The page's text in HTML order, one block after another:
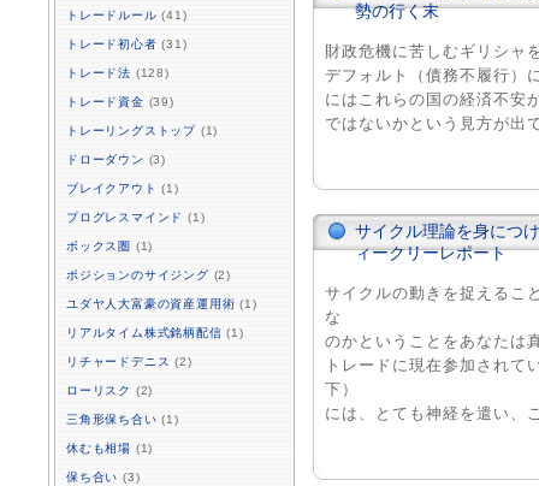
勢の行く末
財政危機に苦しむギリシャ
デフォルト（債務不履行）
にはこれらの国の経済不安
ではないかという見方が出
サイクル理論を身につ
ィークリーレポート
サイクルの動きを捉えるこ
な
のかということをあなたは
トレードに現在参加されて
下）
には、とても神経を遣い、
トレードルール (41)
トレード初心者 (31)
トレード法 (128)
トレード資金 (39)
トレーリングストップ (1)
ドローダウン (3)
ブレイクアウト (1)
プログレスマインド (1)
ボックス圏 (1)
ポジションのサイジング (2)
ユダヤ人大富豪の資産運用術 (1)
リアルタイム株式銘柄配信 (1)
リチャードデニス (2)
ローリスク (2)
三角形保ち合い (1)
休むも相場 (1)
保ち合い (3)